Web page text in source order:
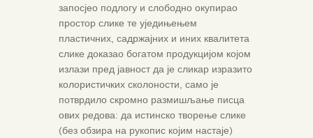
запосјео подлогу и слободно окупирао
простор слике те уједињењем
пластичних, садржајних и иних квалитета
слике доказао богатом продукцијом којом
излази пред јавност да је сликар изразито
колористичких сколоности, само је
потврдило скромно размишљање писца
ових редова: да истинско творење слике
(без обзира на рукопис којим настаје)